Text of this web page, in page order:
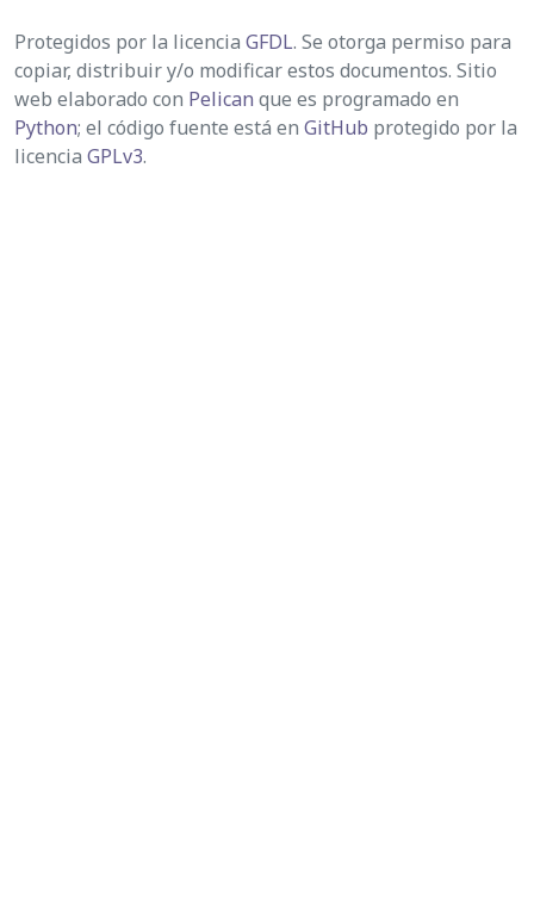
Protegidos por la licencia GFDL. Se otorga permiso para
copiar, distribuir y/o modificar estos documentos. Sitio
web elaborado con Pelican que es programado en
Python; el código fuente está en GitHub protegido por la
licencia GPLv3.